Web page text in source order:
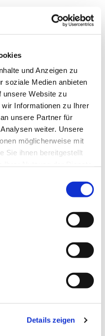
und Anzeigen zu
soziale Medien anbieten
unsere Website zu
Informationen zu Ihrer
unsere Partner für
weiter. Unsere
möglicherweise mit
Sie ihnen bereitgestellt
Details zeigen
Sie auch